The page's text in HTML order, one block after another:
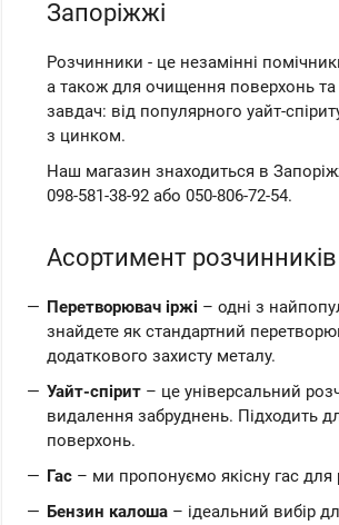
Запоріжжі
Розчинники - це незамінні
а також для очищення поверхонь та
завдач: від популярного уайт-
з цинком.
Наш магазин знаходиться в
098-581-38-92 або 050-806-72-54.
Асортимент розчинників
Перетворювач іржі – одні з
знайдете як стандартний
додаткового захисту металу.
Уайт-спірит – це універсальний
видалення забруднень. Підходить
поверхонь.
Гас – ми пропонуємо якісну гас для
Бензин калоша – ідеальний вибір